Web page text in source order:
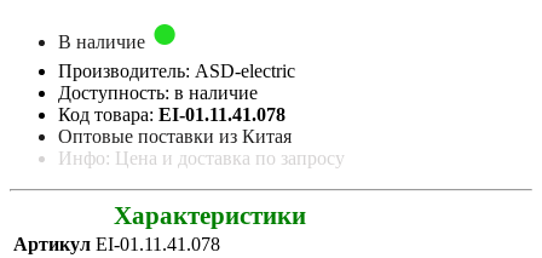
В наличие
Производитель: ASD-electric
Доступность: в наличие
Код товара: EI-01.11.41.078
Оптовые поставки из Китая
Инфо: Цена и доставка по запросу
Характеристики
Артикул EI-01.11.41.078